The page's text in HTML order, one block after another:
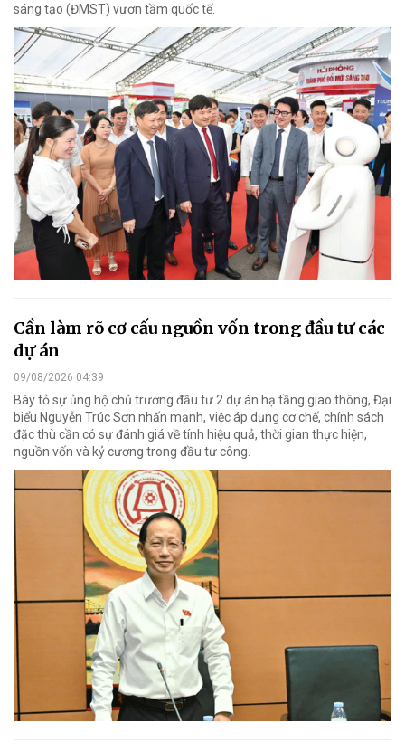
sáng tạo (ĐMST) vươn tầm quốc tế.
Cần làm rõ cơ cấu nguồn vốn trong đầu tư các
dự án
09/08/2026 04:39
Bày tỏ sự ủng hộ chủ trương đầu tư 2 dự án hạ tầng giao thông, Đại
biểu Nguyễn Trúc Sơn nhấn mạnh, việc áp dụng cơ chế, chính sách
đặc thù cần có sự đánh giá về tính hiệu quả, thời gian thực hiện,
nguồn vốn và kỷ cương trong đầu tư công.